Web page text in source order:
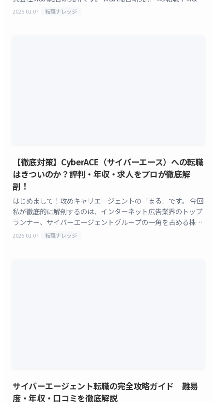
総合研究所の [&hellip;]
2026.01.07 転職ナレッジ
【徹底対策】CyberACE（サイバーエース）への転職
はきついのか？評判・年収・求人をプロが徹底解
剖！
はじめまして！攻めキャリエージェントの「まる」です。 今回
私が徹底的に解剖するのは、インターネット広告業界のトップ
ランナー、サイバーエージェントグループの一角を占める株式
会社CyberACE（サイバーエース）です。 Cy [&hellip;]
2026.01.07 転職ナレッジ
サイバーエージェント転職の完全攻略ガイド｜難易
度・年収・口コミを徹底解説